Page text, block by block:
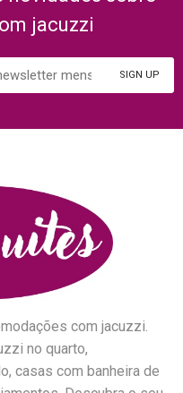
jacuzzi
com jacuzzi.
no quarto,
casas com banheira de